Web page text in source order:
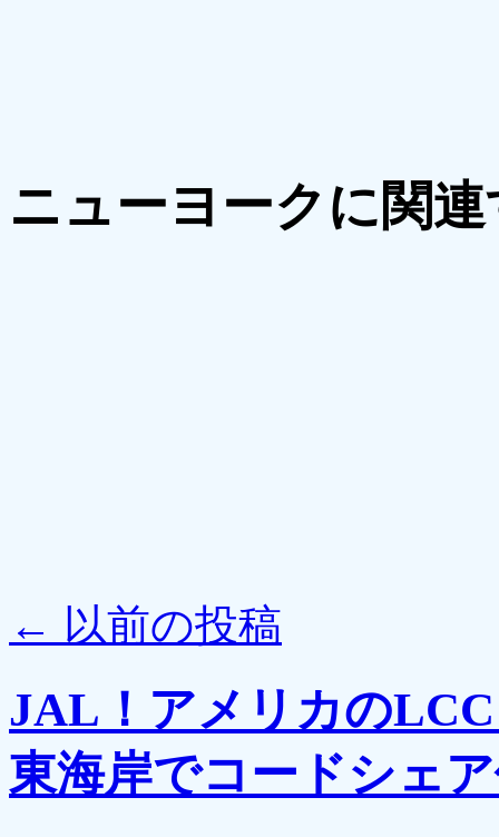
ニューヨークに関
← 以前の投稿
JAL！アメリカの
東海岸でコードシェ